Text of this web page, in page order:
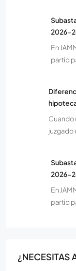
2026-
En
Cuando
juzgado
2026-
En
¿NECESITAS